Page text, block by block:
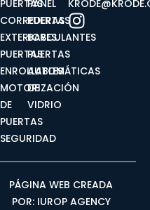
PUERTAS
CORREDERAS
EXTERIORES
PUERTAS
ENROLLABLES
MOTORIZACIÓN
DE
PUERTAS
SEGURIDAD
PANEL
PUERTAS
BASCULANTES
PUERTAS
AUTOMÁTICAS
DE
VIDRIO
I
n
t
a
m
PÁGINA WEB CREADA
POR: IUROP AGENCY